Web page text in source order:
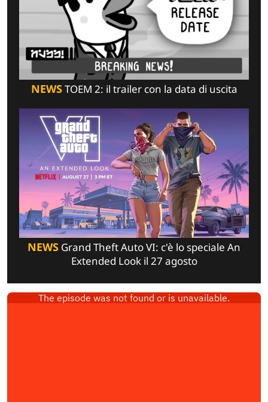
NEWSTOEM 2: il trailer con la data di uscita
NEWS Grand Theft Auto VI: c'è lo speciale An
Extended Look il 27 agosto